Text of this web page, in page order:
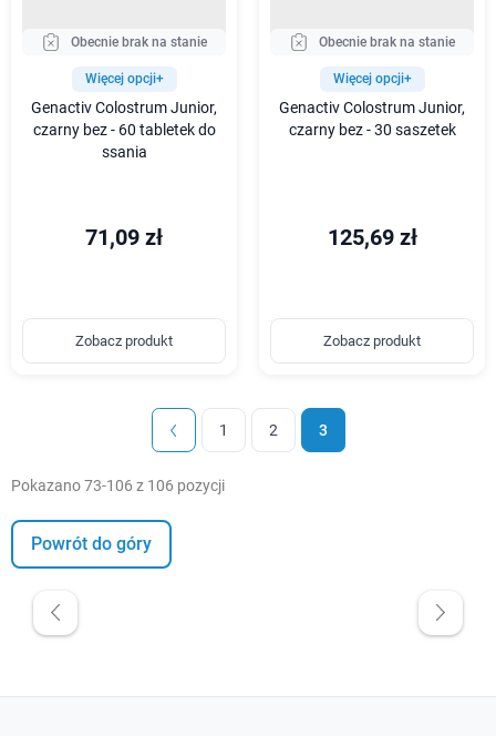
Obecnie brak na stanie
Więcej opcji+
Genactiv Colostrum Junior,
czarny bez - 60 tabletek do
ssania
71,09 zł
Zobacz produkt
Obecnie brak na stanie
Więcej opcji+
Genactiv Colostrum Junior,
czarny bez - 30 saszetek
125,69 zł
Zobacz produkt
1 2 3
Pokazano 73-106 z 106 pozycji
Powrót do góry